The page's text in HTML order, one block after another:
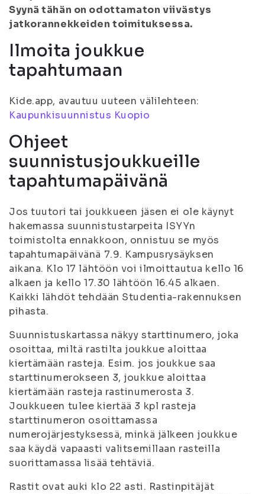
Syynä tähän on odottamaton viivästys
jatkorannekkeiden toimituksessa.
Ilmoita joukkue
tapahtumaan
Kide.app, avautuu uuteen välilehteen:
Kaupunkisuunnistus Kuopio
Ohjeet
suunnistusjoukkueille
tapahtumapäivänä
Jos tuutori tai joukkueen jäsen ei ole käynyt
hakemassa suunnistustarpeita ISYYn
toimistolta ennakkoon, onnistuu se myös
tapahtumapäivänä 7.9. Kampusrysäyksen
aikana. Klo 17 lähtöön voi ilmoittautua kello 16
alkaen ja kello 17.30 lähtöön 16.45 alkaen.
Kaikki lähdöt tehdään Studentia-rakennuksen
pihasta.
Suunnistuskartassa näkyy starttinumero, joka
osoittaa, miltä rastilta joukkue aloittaa
kiertämään rasteja. Esim. jos joukkue saa
starttinumerokseen 3, joukkue aloittaa
kiertämään rasteja rastinumerosta 3.
Joukkueen tulee kiertää 3 kpl rasteja
starttinumeron osoittamassa
numerojärjestyksessä, minkä jälkeen joukkue
saa käydä vapaasti valitsemillaan rasteilla
suorittamassa lisää tehtäviä.
Rastit ovat auki klo 22 asti. Rastinpitäjät